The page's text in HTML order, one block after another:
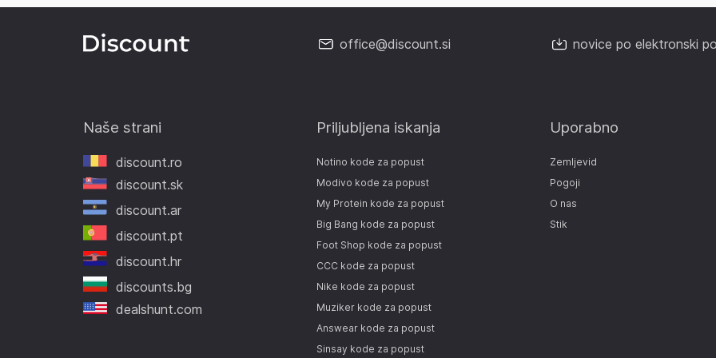
office@discount.si novice po elektronski
Naše strani
discount.ro
discount.sk
discount.ar
discount.pt
discount.hr
discounts.bg
dealshunt.com
Priljubljena iskanja
Notino kode za popust
Modivo kode za popust
My Protein kode za popust
Big Bang kode za popust
Foot Shop kode za popust
CCC kode za popust
Nike kode za popust
Muziker kode za popust
Answear kode za popust
Sinsay kode za popust
Uporabno
Zemljevid
Pogoji
O nas
Stik